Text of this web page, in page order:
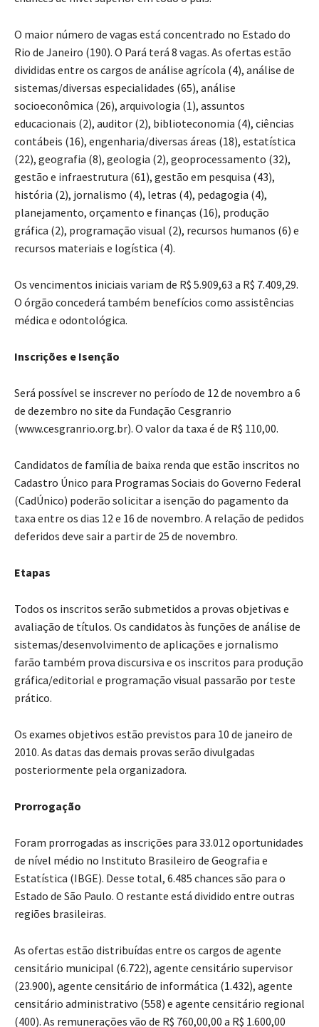
O maior número de vagas está concentrado no Estado do
Rio de Janeiro (190). O Pará terá 8 vagas. As ofertas estão
divididas entre os cargos de análise agrícola (4), análise de
sistemas/diversas especialidades (65), análise
socioeconômica (26), arquivologia (1), assuntos
educacionais (2), auditor (2), biblioteconomia (4), ciências
contábeis (16), engenharia/diversas áreas (18), estatística
(22), geografia (8), geologia (2), geoprocessamento (32),
gestão e infraestrutura (61), gestão em pesquisa (43),
história (2), jornalismo (4), letras (4), pedagogia (4),
planejamento, orçamento e finanças (16), produção
gráfica (2), programação visual (2), recursos humanos (6) e
recursos materiais e logística (4).
Os vencimentos iniciais variam de R$ 5.909,63 a R$ 7.409,29.
O órgão concederá também benefícios como assistências
médica e odontológica.
Inscrições e Isenção
Será possível se inscrever no período de 12 de novembro a 6
de dezembro no site da Fundação Cesgranrio
(www.cesgranrio.org.br). O valor da taxa é de R$ 110,00.
Candidatos de família de baixa renda que estão inscritos no
Cadastro Único para Programas Sociais do Governo Federal
(CadÚnico) poderão solicitar a isenção do pagamento da
taxa entre os dias 12 e 16 de novembro. A relação de pedidos
deferidos deve sair a partir de 25 de novembro.
Etapas
Todos os inscritos serão submetidos a provas objetivas e
avaliação de títulos. Os candidatos às funções de análise de
sistemas/desenvolvimento de aplicações e jornalismo
farão também prova discursiva e os inscritos para produção
gráfica/editorial e programação visual passarão por teste
prático.
Os exames objetivos estão previstos para 10 de janeiro de
2010. As datas das demais provas serão divulgadas
posteriormente pela organizadora.
Prorrogação
Foram prorrogadas as inscrições para 33.012 oportunidades
de nível médio no Instituto Brasileiro de Geografia e
Estatística (IBGE). Desse total, 6.485 chances são para o
Estado de São Paulo. O restante está dividido entre outras
regiões brasileiras.
As ofertas estão distribuídas entre os cargos de agente
censitário municipal (6.722), agente censitário supervisor
(23.900), agente censitário de informática (1.432), agente
censitário administrativo (558) e agente censitário regional
(400). As remunerações vão de R$ 760,00,00 a R$ 1.600,00